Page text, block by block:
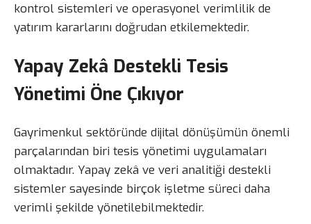
kontrol sistemleri ve operasyonel verimlilik de
yatırım kararlarını doğrudan etkilemektedir.
Yapay Zekâ Destekli Tesis
Yönetimi Öne Çıkıyor
Gayrimenkul sektöründe dijital dönüşümün önemli
parçalarından biri tesis yönetimi uygulamaları
olmaktadır. Yapay zekâ ve veri analitiği destekli
sistemler sayesinde birçok işletme süreci daha
verimli şekilde yönetilebilmektedir.